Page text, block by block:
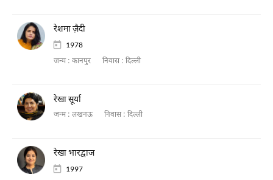
रेशमा ज़ैदी
1978
जन्म : कानपुर निवास : दिल्ली
रेखा सूर्या
जन्म : लखनऊ निवास : दिल्ली
रेखा भारद्वाज
1997